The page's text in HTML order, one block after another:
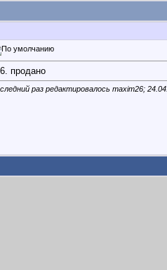
продано
раз редактировалось maxim26;